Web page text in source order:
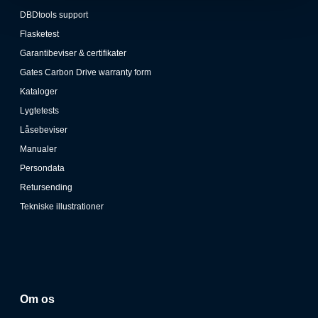
DBDtools support
Flasketest
Garantibeviser & certifikater
Gates Carbon Drive warranty form
Kataloger
Lygtetests
Låsebeviser
Manualer
Persondata
Retursending
Tekniske illustrationer
Om os